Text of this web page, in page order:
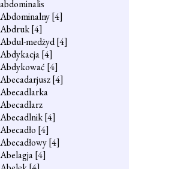
abdominalis
Abdominalny[4]
Abdruk[4]
Abdul-medżyd[4]
Abdykacja[4]
Abdykować [4]
Abecadarjusz[4]
Abecadlarka
Abecadlarz
Abecadlnik[4]
Abecadło [4]
Abecadłowy[4]
Abelagja[4]